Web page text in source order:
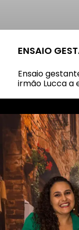
ENSAIO
Ensaio
irmão Lucca a